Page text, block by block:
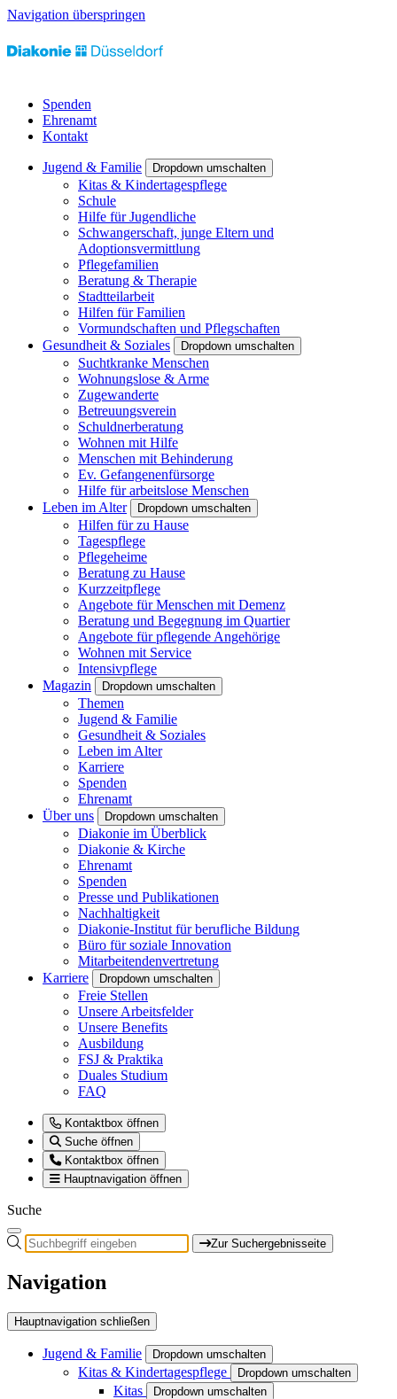
Navigation überspringen
Spenden
Ehrenamt
Kontakt
Jugend & Familie Dropdown umschalten
Kitas & Kindertagespflege
Schule
Hilfe für Jugendliche
Schwangerschaft, junge Eltern und
Adoptionsvermittlung
Pflegefamilien
Beratung & Therapie
Stadtteilarbeit
Hilfen für Familien
Vormundschaften und Pflegschaften
Gesundheit & Soziales
Dropdown umschalten
Suchtkranke Menschen
Wohnungslose & Arme
Zugewanderte
Betreuungsverein
Schuldnerberatung
Wohnen mit Hilfe
Menschen mit Behinderung
Ev. Gefangenenfürsorge
Hilfe für arbeitslose Menschen
Leben im Alter
Dropdown umschalten
Hilfen für zu Hause
Tagespflege
Pflegeheime
Beratung zu Hause
Kurzzeitpflege
Angebote für Menschen mit Demenz
Beratung und Begegnung im Quartier
Angebote für pflegende Angehörige
Wohnen mit Service
Intensivpflege
Magazin
Dropdown umschalten
Themen
Jugend & Familie
Gesundheit & Soziales
Leben im Alter
Karriere
Spenden
Ehrenamt
Über uns
Dropdown umschalten
Diakonie im Überblick
Diakonie & Kirche
Ehrenamt
Spenden
Presse und Publikationen
Nachhaltigkeit
Diakonie-Institut für berufliche Bildung
Büro für soziale Innovation
Mitarbeitendenvertretung
Karriere
Dropdown umschalten
Freie Stellen
Unsere Arbeitsfelder
Unsere Benefits
Ausbildung
FSJ & Praktika
Duales Studium
FAQ
Kontaktbox öffnen
Suche öffnen
Kontaktbox öffnen
Hauptnavigation öffnen
Suche
Zur Suchergebnisseite
Navigation
Hauptnavigation schließen
Jugend & Familie Dropdown umschalten
Kitas & Kindertagespflege Dropdown umschalten
Kitas Dropdown umschalten